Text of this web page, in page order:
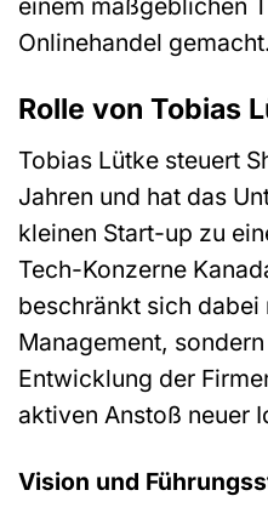
einem maßgeblichen
Onlinehandel gemacht.
Rolle von Tobias
Tobias Lütke steuert
Jahren und hat das
kleinen Start-up zu
Tech-Konzerne
beschränkt sich dabei
Management,
Entwicklung der
aktiven Anstoß neuer
Vision und